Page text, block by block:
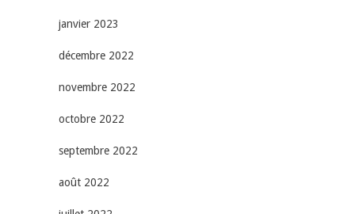
janvier 2023
décembre 2022
novembre 2022
octobre 2022
septembre 2022
août 2022